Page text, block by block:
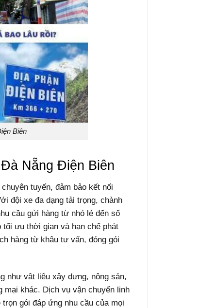
Biên
Nẵng Điện Biên
tuyến, đảm bảo kết nối
đội xe đa dạng tải trọng, chành
cầu gửi hàng từ nhỏ lẻ đến số
ưu thời gian và hạn chế phát
hàng từ khâu tư vấn, đóng gói
như vật liệu xây dựng, nông sản,
mại khác. Dịch vụ vận chuyển linh
gói đáp ứng nhu cầu của mọi